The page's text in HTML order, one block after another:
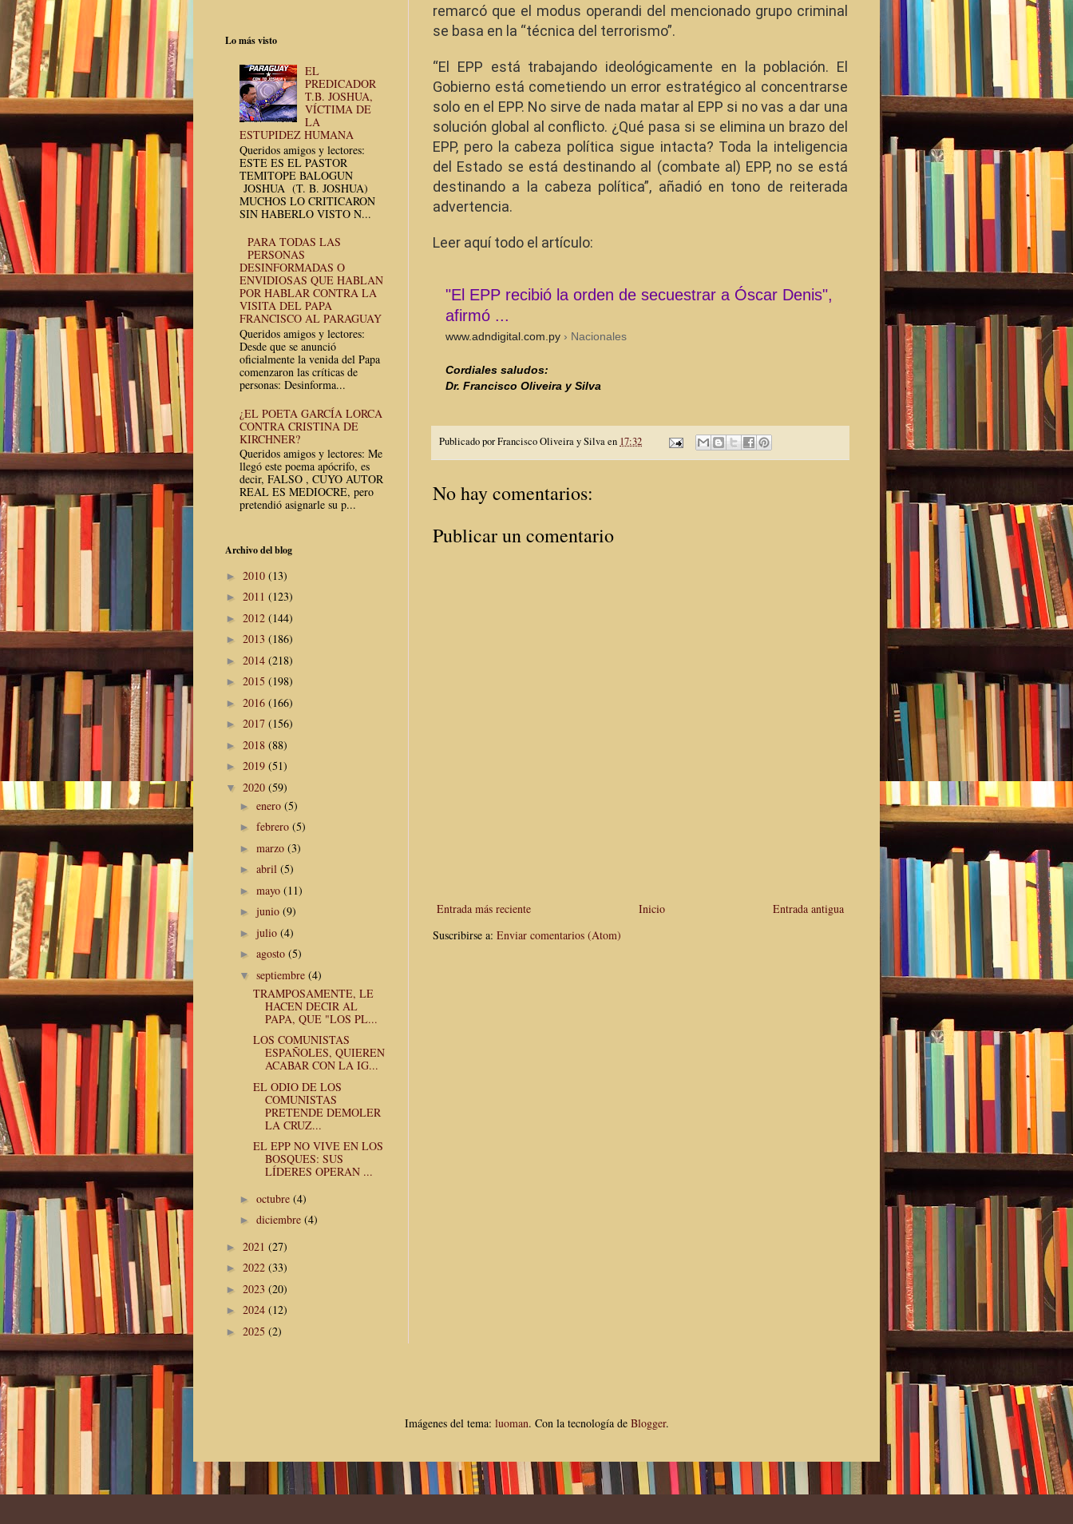
remarcó que el modus operandi del mencionado grupo criminal
se basa en la “técnica del terrorismo”.
“El EPP está trabajando ideológicamente en la población. El
Gobierno está cometiendo un error estratégico al concentrarse
solo en el EPP. No sirve de nada matar al EPP si no vas a dar una
solución global al conflicto. ¿Qué pasa si se elimina un brazo del
EPP, pero la cabeza política sigue intacta? Toda la inteligencia
del Estado se está destinando al (combate al) EPP, no se está
destinando a la cabeza política”, añadió en tono de reiterada
advertencia.
Leer aquí todo el artículo:
"El EPP recibió la orden de secuestrar a Óscar Denis",
afirmó ...
www.adndigital.com.py › Nacionales
Cordiales saludos:
Dr. Francisco Oliveira y Silva
Publicado porFrancisco Oliveira y Silvaen 17:32
No hay comentarios:
Publicar un comentario
Entrada más reciente Entrada antigua
Inicio
Suscribirse a: Enviar comentarios (Atom)
Lo más visto
EL
PREDICADOR
T.B. JOSHUA,
VÍCTIMA DE
LA
ESTUPIDEZ HUMANA
Queridos amigos y lectores:
ESTE ES EL PASTOR
TEMITOPE BALOGUN
JOSHUA (T. B. JOSHUA)
MUCHOS LO CRITICARON
SIN HABERLO VISTO N...
PARA TODAS LAS
PERSONAS
DESINFORMADAS O
ENVIDIOSAS QUE HABLAN
POR HABLAR CONTRA LA
VISITA DEL PAPA
FRANCISCO AL PARAGUAY
Queridos amigos y lectores:
Desde que se anunció
oficialmente la venida del Papa
comenzaron las críticas de
personas: Desinforma...
¿EL POETA GARCÍA LORCA
CONTRA CRISTINA DE
KIRCHNER?
Queridos amigos y lectores: Me
llegó este poema apócrifo, es
decir, FALSO , CUYO AUTOR
REAL ES MEDIOCRE, pero
pretendió asignarle su p...
Archivo del blog
► 2010 (13)
► 2011 (123)
► 2012 (144)
► 2013 (186)
► 2014 (218)
► 2015 (198)
► 2016 (166)
► 2017 (156)
► 2018 (88)
► 2019 (51)
▼ 2020 (59)
► enero (5)
► febrero (5)
► marzo (3)
► abril (5)
► mayo (11)
► junio (9)
► julio (4)
► agosto (5)
▼ septiembre (4)
TRAMPOSAMENTE, LE
HACEN DECIR AL
PAPA, QUE "LOS PL...
LOS COMUNISTAS
ESPAÑOLES, QUIEREN
ACABAR CON LA IG...
EL ODIO DE LOS
COMUNISTAS
PRETENDE DEMOLER
LA CRUZ...
EL EPP NO VIVE EN LOS
BOSQUES: SUS
LÍDERES OPERAN ...
► octubre (4)
► diciembre (4)
► 2021 (27)
► 2022 (33)
► 2023 (20)
► 2024 (12)
► 2025 (2)
Imágenes del tema: luoman. Con la tecnología de Blogger.